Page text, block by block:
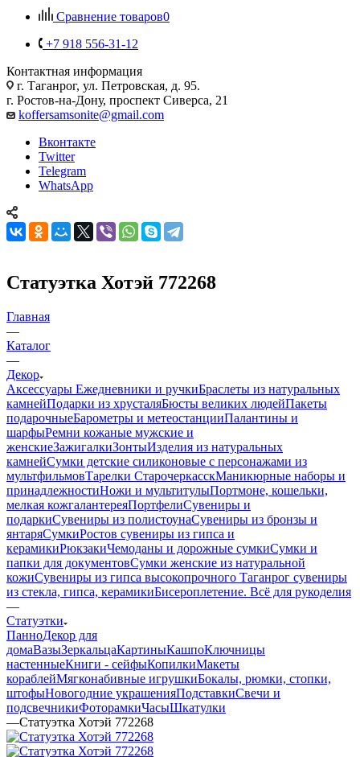
Сравнение товаров0
+7 918 556-31-12
Контактная информация
г. Таганрог, ул. Петровская, д. 95.
г. Ростов-на-Дону, проспект Сиверса, 21
koffersamsonite@gmail.com
Вконтакте
Twitter
Telegram
WhatsApp
Статуэтка Хотэй 772268
Главная
—
Каталог
—
Декор
Аксессуары Ежедневники и ручкиБраслеты из натуральных
камнейПодарки из хрусталяБюсты великих людейПакеты
подарочныеБарометры и метеостанцииПалантины и
шарфыРемни кожаные мужские и
женскиеЗажигалкиЗонтыИзделия из натуральных
камнейСумки детские силиконовые с персонажами из
мультфильмовТарелки СтарочеркасскМаникюрные наборы и
принадлежностиНожи и мультитулыПортмоне, кошельки,
мелкая кожгалантереяПортфелиСувениры и
подаркиСувениры из полистоунаСувениры из бронзы и
янтаряСумкиРостов сувениры из гипса и
керамикиРюкзакиЧемоданы и дорожные сумкиСумки и
папки для документовСумки женские из натуральной
кожиСувениры из гипса высокопрочного Таганрог сувениры
из стекла, гипса, керамикиБисероплетение. Всё для рукоделия
—
Статуэтки
ПанноДекор для
домаВазыЗеркальцаКартиныКашпоКлючницы
настенныеКниги - сейфыКопилкиМакеты
кораблейМягконабивные игрушкиБокалы, рюмки, стопки,
штофыНовогодние украшенияПодставкиСвечи и
подсвечникиФоторамкиЧасыШкатулки
—Статуэтка Хотэй 772268